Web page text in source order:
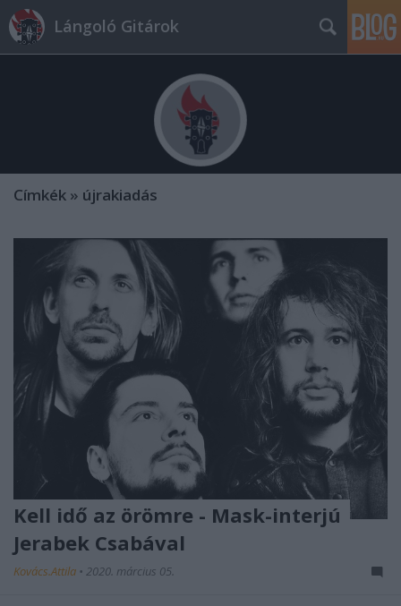
Lángoló Gitárok
Címkék » újrakiadás
Kell idő az örömre - Mask-interjú
Jerabek Csabával
Kovács.Attila • 2020. március 05.